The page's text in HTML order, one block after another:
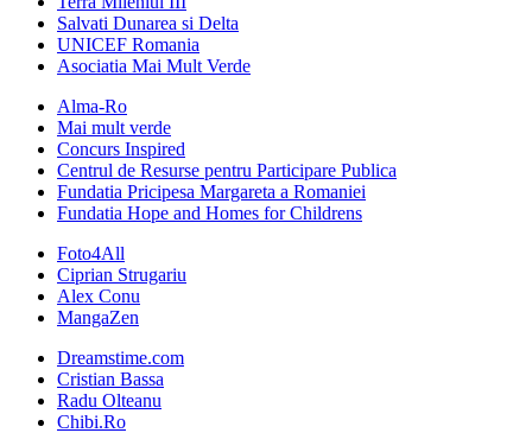
Salvati Dunarea si Delta
UNICEF Romania
Asociatia Mai Mult Verde
Alma-Ro
Mai mult verde
Concurs Inspired
Centrul de Resurse pentru Participare Publica
Fundatia Pricipesa Margareta a Romaniei
Fundatia Hope and Homes for Childrens
Foto4All
Ciprian Strugariu
Alex Conu
MangaZen
Dreamstime.com
Cristian Bassa
Radu Olteanu
Chibi.Ro